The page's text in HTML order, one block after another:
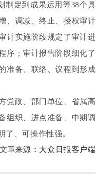
制定到成果运用等38个具
、调减、终止、授权审计
计实施阶段规定了审计进
序；审计报告阶段细化了
准备、联络、议程到形成
党政、部门单位、省属高
组织、进点准备、中期调
、可操作性强。
文章来源：大众日报客户端